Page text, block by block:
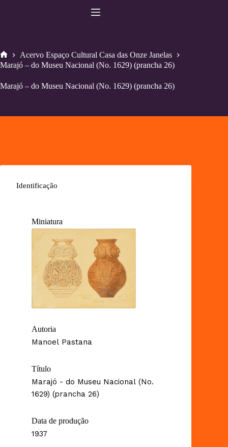
Home
Acervo Espaço Cultural Casa das Onze Janelas
Marajó – do Museu Nacional (No. 1629) (prancha 26)
Marajó – do Museu Nacional (No. 1629) (prancha 26)
Identificação
Miniatura
Autoria
Manoel Pastana
Título
Marajó - do Museu Nacional (No.
1629) (prancha 26)
Data de produção
1937